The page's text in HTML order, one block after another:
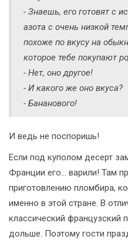
- Знаешь, его готовят с
азота с очень низкой
похоже по вкусу на
которое тебе покупают
- Нет, оно другое!
- И какого же оно вкуса?
- Бананового!
И ведь не поспоришь!
Если под куполом десерт
Франции его… варили! Там
приготовлению пломбира,
именно в этой стране. В
классический французский
дольше. Поэтому гости